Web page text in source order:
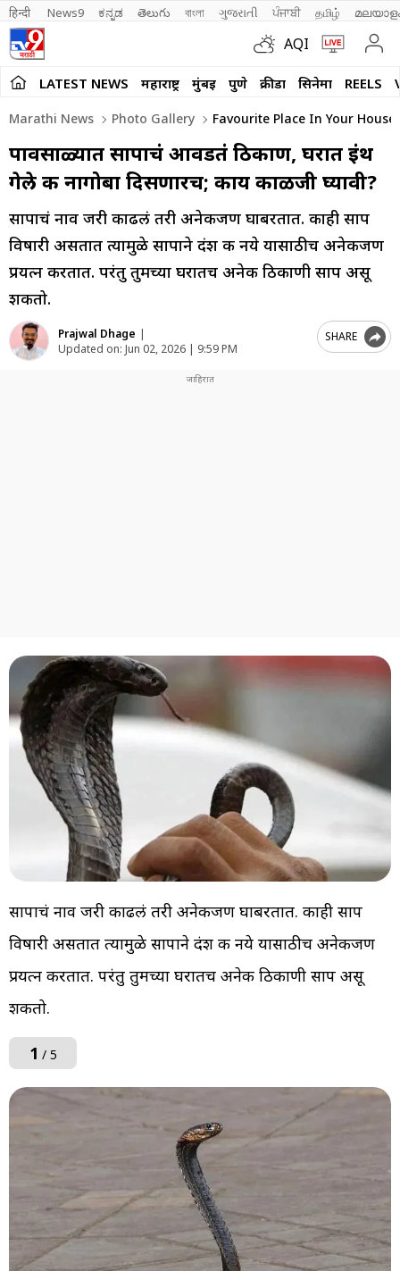
हिन्दी News9 ಕನ್ನಡ తెలుగు বাংলা ગુજરાતી ਪੰਜਾਬੀ தமிழ்
AQI
LATEST NEWS महाराष्ट्र मुंबई पुणे क्रीडा सिनेमा REELS
Marathi News Photo Gallery Favourite Place In Your
पावसाळ्यात सापाचं आवडतं ठिकाण, घरात इंथ
गेले की नागोबा दिसणारच; काय काळजी घ्यावी?
सापाचं नाव जरी काढलं तरी अनेकजण घाबरतात. काही साप
विषारी असतात त्यामुळे सापाने दंश करू नये यासाठीच अनेकजण
प्रयत्न करतात. परंतु तुमच्या घरातच अनेक ठिकाणी साप असू
शकतो.
Prajwal Dhage |
Updated on: Jun 02, 2026 | 9:59 PM
SHARE
सापाचं नाव जरी काढलं तरी अनेकजण घाबरतात. काही साप
विषारी असतात त्यामुळे सापाने दंश करू नये यासाठीच अनेकजण
प्रयत्न करतात. परंतु तुमच्या घरातच अनेक ठिकाणी साप असू
शकतो.
1 / 5